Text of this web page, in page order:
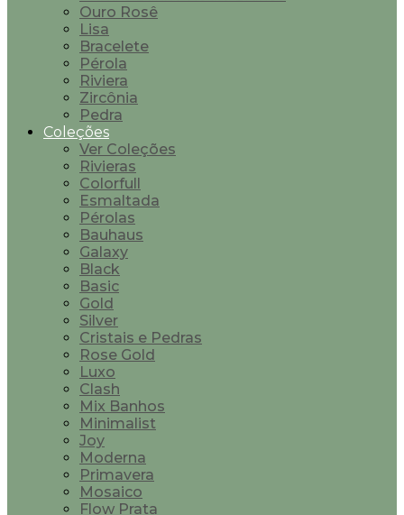
Ouro Rosê
Lisa
Bracelete
Pérola
Riviera
Zircônia
Pedra
Coleções
Ver Coleções
Rivieras
Colorfull
Esmaltada
Pérolas
Bauhaus
Galaxy
Black
Basic
Gold
Silver
Cristais e Pedras
Rose Gold
Luxo
Clash
Mix Banhos
Minimalist
Joy
Moderna
Primavera
Mosaico
Flow Prata